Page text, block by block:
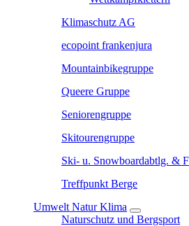
Klimaschutz AG
ecopoint frankenjura
Mountainbikegruppe
Queere Gruppe
Seniorengruppe
Skitourengruppe
Ski- u. Snowboardabtlg. &
Treffpunkt Berge
Umwelt Natur Klima
Naturschutz und Bergsport